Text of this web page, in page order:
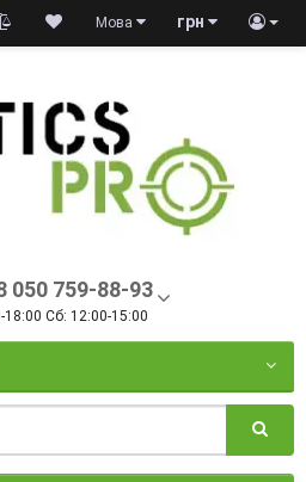
грн
Мова
050 759-88-93
18:00 Сб: 12:00-15:00